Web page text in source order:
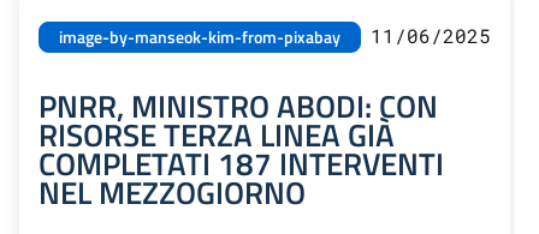
image-by-manseok-kim-from-pixabay 11/06/2025
PNRR, MINISTRO ABODI: CON
RISORSE TERZA LINEA GIÀ
COMPLETATI 187 INTERVENTI
NEL MEZZOGIORNO